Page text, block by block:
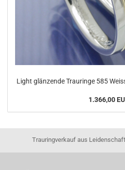
Light glänzende Trauringe 585
1.366,00
Trauringverkauf aus Leidenschaft